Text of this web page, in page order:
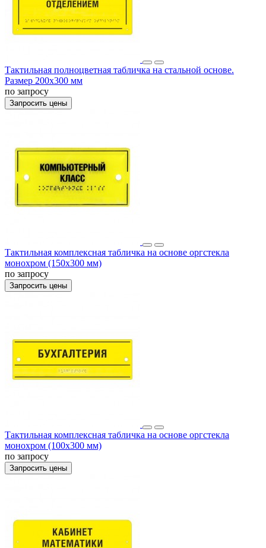
Тактильная полноцветная табличка на стальной основе.
Размер 200x300 мм
по запросу
Запросить цены
Тактильная комплексная табличка на основе оргстекла
монохром (150x300 мм)
по запросу
Запросить цены
Тактильная комплексная табличка на основе оргстекла
монохром (100x300 мм)
по запросу
Запросить цены